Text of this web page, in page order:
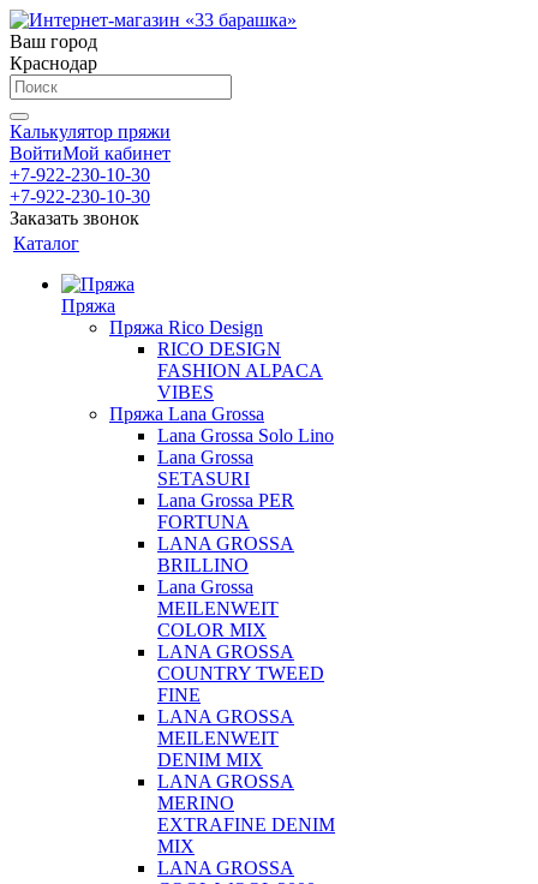
Ваш город
Краснодар
Калькулятор пряжи
ВойтиМой кабинет
+7-922-230-10-30
+7-922-230-10-30
Заказать звонок
Каталог
Пряжа
Пряжа Rico Design
RICO DESIGN
FASHION ALPACA
VIBES
Пряжа Lana Grossa
Lana Grossa Solo Lino
Lana Grossa
SETASURI
Lana Grossa PER
FORTUNA
LANA GROSSA
BRILLINO
Lana Grossa
MEILENWEIT
COLOR MIX
LANA GROSSA
COUNTRY TWEED
FINE
LANA GROSSA
MEILENWEIT
DENIM MIX
LANA GROSSA
MERINO
EXTRAFINE DENIM
MIX
LANA GROSSA